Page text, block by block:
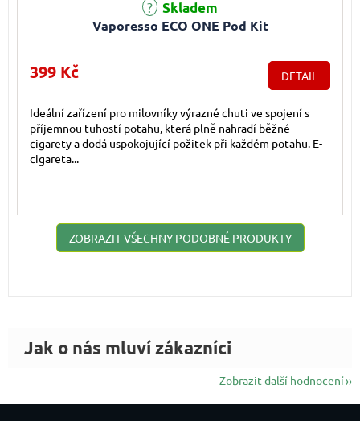
Vaporesso ECO ONE Pod Kit
Skladem
399 Kč DETAIL
Ideální zařízení pro milovníky výrazné chuti ve spojení s
příjemnou tuhostí potahu, která plně nahradí běžné
cigarety a dodá uspokojující požitek při každém potahu. E-
cigareta...
ZOBRAZIT VŠECHNY PODOBNÉ PRODUKTY
Zobrazit další hodnocení